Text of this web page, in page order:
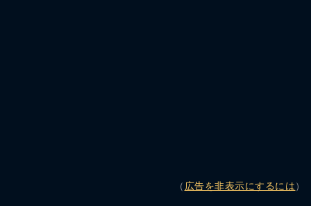
（ 広告を非表示にするには ）